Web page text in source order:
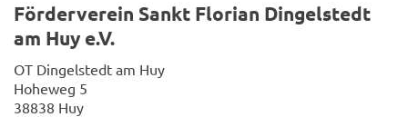
Förderverein Sankt Florian Dingelstedt
am Huy e.V.
OT Dingelstedt am Huy
Hoheweg 5
38838 Huy